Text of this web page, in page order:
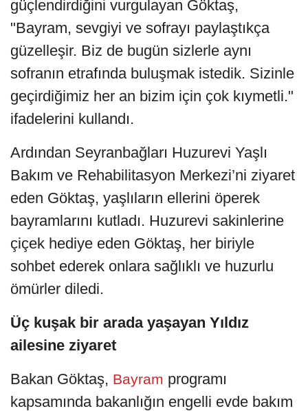
güçlendirdiğini vurgulayan Göktaş,
"Bayram, sevgiyi ve sofrayı paylaştıkça
güzelleşir. Biz de bugün sizlerle aynı
sofranın etrafında buluşmak istedik. Sizinle
geçirdiğimiz her an bizim için çok kıymetli."
ifadelerini kullandı.
Ardından Seyranbağları Huzurevi Yaşlı
Bakım ve Rehabilitasyon Merkezi’ni ziyaret
eden Göktaş, yaşlıların ellerini öperek
bayramlarını kutladı. Huzurevi sakinlerine
çiçek hediye eden Göktaş, her biriyle
sohbet ederek onlara sağlıklı ve huzurlu
ömürler diledi.
Üç kuşak bir arada yaşayan Yıldız
ailesine ziyaret
Bakan Göktaş, Bayram programı
kapsamında bakanlığın engelli evde bakım